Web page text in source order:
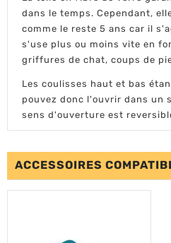
dans le temps. Cependant,
comme le reste 5 ans car il
s'use plus ou moins vite en
griffures de chat, coups de
Les coulisses haut et bas
pouvez donc l'ouvrir dans un
sens d'ouverture est
ACCESSOIRES